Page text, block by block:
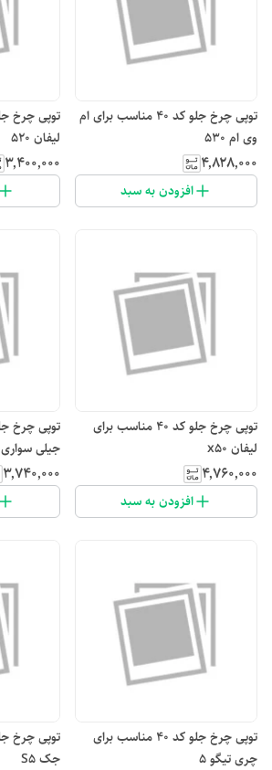
توپی چرخ جلو کد ۴۰ مناسب برای ام
وی ام ۵۳۰
۴٬۸۲۸٬۰۰۰
افزودن به سبد
لیفان 520
۳٬۴۰۰٬۰۰۰
توپی چرخ جلو کد ۴۰ مناسب برای
لیفان x50
۴٬۷۶۰٬۰۰۰
افزودن به سبد
جیلی سواری
۳٬۷۴۰٬۰۰۰
توپی چرخ جلو کد ۴۰ مناسب برای
چری تیگو ۵
جک S5